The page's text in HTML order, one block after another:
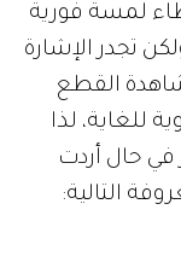
لمسة فورية
تجدر الإشارة
100% عند مشاهدة القطع
للغاية، لذا
في حال أردت
التالية: